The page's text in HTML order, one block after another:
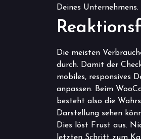
Deines Unternehmens.
Die meisten
durch. Damit der
mobiles, responsives
anpassen. Beim
besteht also die
Darstellung sehen
Dies löst Frust aus.
letzten Schritt zum